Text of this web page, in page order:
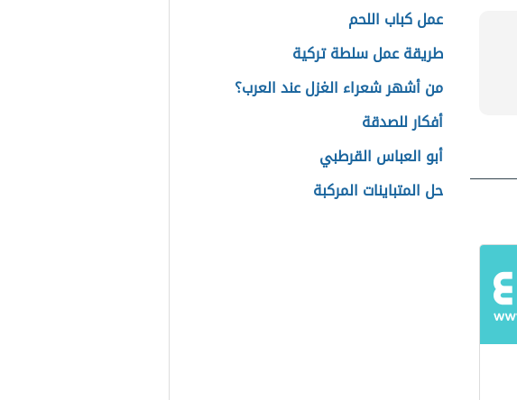
عمل كباب اللحم
طريقة عمل سلطة تركية
من أشهر شعراء الغزل عند العرب؟
أفكار للصدقة
أبو العباس القرطبي
حل المتباينات المركبة